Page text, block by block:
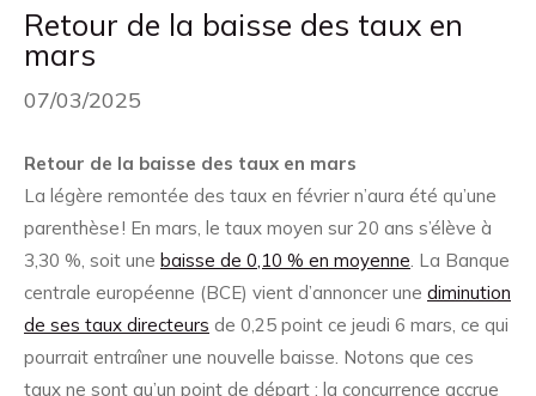
Retour de la baisse des taux en
mars
07/03/2025
Retour de la baisse des taux en mars
La légère remontée des taux en février n’aura été qu’une
parenthèse ! En mars, le taux moyen sur 20 ans s’élève à
3,30 %, soit une baisse de 0,10 % en moyenne. La Banque
centrale européenne (BCE) vient d’annoncer une diminution
de ses taux directeurs de 0,25 point ce jeudi 6 mars, ce qui
pourrait entraîner une nouvelle baisse. Notons que ces
taux ne sont qu’un point de départ : la concurrence accrue